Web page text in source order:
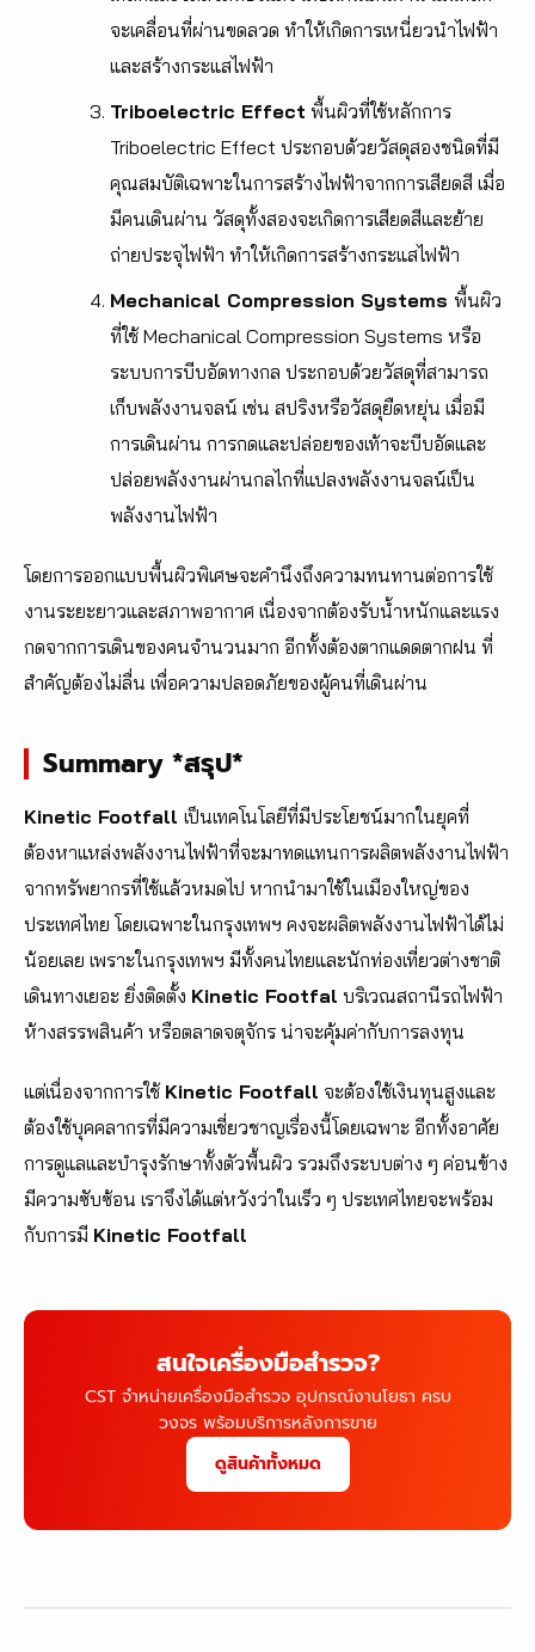
จะเคลื่อนที่ผ่านขดลวด ทำให้เกิดการเหนี่ยวนำไฟฟ้า
และสร้างกระแสไฟฟ้า
Triboelectric Effect พื้นผิวที่ใช้หลักการ
Triboelectric Effect ประกอบด้วยวัสดุสองชนิดที่มี
คุณสมบัติเฉพาะในการสร้างไฟฟ้าจากการเสียดสี เมื่อ
มีคนเดินผ่าน วัสดุทั้งสองจะเกิดการเสียดสีและย้าย
ถ่ายประจุไฟฟ้า ทำให้เกิดการสร้างกระแสไฟฟ้า
Mechanical Compression Systems พื้นผิว
ที่ใช้ Mechanical Compression Systems หรือ
ระบบการบีบอัดทางกล ประกอบด้วยวัสดุที่สามารถ
เก็บพลังงานจลน์ เช่น สปริงหรือวัสดุยืดหยุ่น เมื่อมี
การเดินผ่าน การกดและปล่อยของเท้าจะบีบอัดและ
ปล่อยพลังงานผ่านกลไกที่แปลงพลังงานจลน์เป็น
พลังงานไฟฟ้า
โดยการออกแบบพื้นผิวพิเศษจะคำนึงถึงความทนทานต่อการใช้
งานระยะยาวและสภาพอากาศ เนื่องจากต้องรับน้ำหนักและแรง
กดจากการเดินของคนจำนวนมาก อีกทั้งต้องตากแดดตากฝน ที่
สำคัญต้องไม่ลื่น เพื่อความปลอดภัยของผู้คนที่เดินผ่าน
Summary *สรุป*
Kinetic Footfall เป็นเทคโนโลยีที่มีประโยชน์มากในยุคที่
ต้องหาแหล่งพลังงานไฟฟ้าที่จะมาทดแทนการผลิตพลังงานไฟฟ้า
จากทรัพยากรที่ใช้แล้วหมดไป หากนำมาใช้ในเมืองใหญ่ของ
ประเทศไทย โดยเฉพาะในกรุงเทพฯ คงจะผลิตพลังงานไฟฟ้าได้ไม่
น้อยเลย เพราะในกรุงเทพฯ มีทั้งคนไทยและนักท่องเที่ยวต่างชาติ
เดินทางเยอะ ยิ่งติดตั้ง Kinetic Footfal บริเวณสถานีรถไฟฟ้า
ห้างสรรพสินค้า หรือตลาดจตุจักร น่าจะคุ้มค่ากับการลงทุน
แต่เนื่องจากการใช้ Kinetic Footfall จะต้องใช้เงินทุนสูงและ
ต้องใช้บุคคลากรที่มีความเชี่ยวชาญเรื่องนี้โดยเฉพาะ อีกทั้งอาศัย
การดูแลและบำรุงรักษาทั้งตัวพื้นผิว รวมถึงระบบต่าง ๆ ค่อนข้าง
มีความซับซ้อน เราจึงได้แต่หวังว่าในเร็ว ๆ ประเทศไทยจะพร้อม
กับการมี Kinetic Footfall
สนใจเครื่องมือสำรวจ?
CST จำหน่ายเครื่องมือสำรวจ อุปกรณ์งานโยธา ครบ
วงจร พร้อมบริการหลังการขาย
ดูสินค้าทั้งหมด